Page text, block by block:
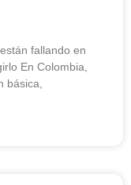
fallando en
En Colombia,
básica,